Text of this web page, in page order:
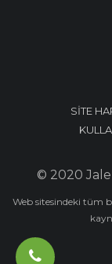
SİTE
© 2020
Web sitesindeki tüm